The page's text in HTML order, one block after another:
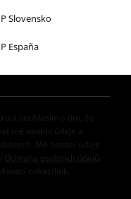
Slovensko
España
a souhlasím s tím, že
mé osobní údaje a
Mé osobní údaje
Ochrana osobních údajů
odkaz/link.